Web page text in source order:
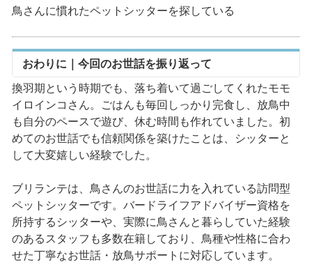
鳥さんに慣れたペットシッターを探している
おわりに｜今回のお世話を振り返って
換羽期という時期でも、落ち着いて過ごしてくれたモモ
イロインコさん。ごはんも毎回しっかり完食し、放鳥中
も自分のペースで遊び、休む時間も作れていました。初
めてのお世話でも信頼関係を築けたことは、シッターと
して大変嬉しい経験でした。
ブリランテは、鳥さんのお世話に力を入れている訪問型
ペットシッターです。バードライフアドバイザー資格を
所持するシッターや、実際に鳥さんと暮らしていた経験
のあるスタッフも多数在籍しており、鳥種や性格に合わ
せた丁寧なお世話・放鳥サポートに対応しています。